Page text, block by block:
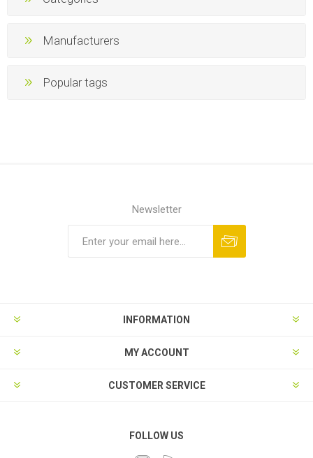
Manufacturers
Popular tags
Newsletter
INFORMATION
MY ACCOUNT
CUSTOMER SERVICE
FOLLOW US